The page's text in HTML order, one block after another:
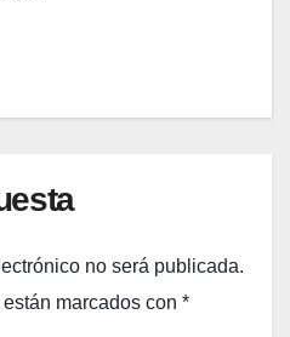
no será publicada.
marcados con *